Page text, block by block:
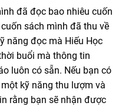
đã đọc bao nhiêu cuốn
sách mình đã thu về
năng đọc mà Hiếu Học
buổi mà thông tin
luôn có sẵn. Nếu bạn có
kỹ năng thu lượm và
rằng bạn sẽ nhận được